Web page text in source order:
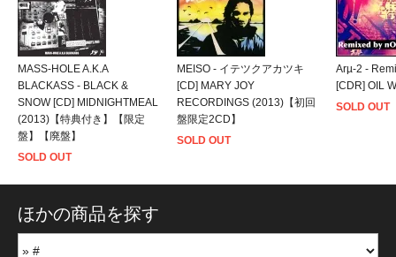
MASS-HOLE A.K.A
BLACKASS - BLACK &
SNOW [CD] MIDNIGHTMEAL
(2013)【特典付き】【限定
盤】【廃盤】
SOLD OUT
MEISO - イテツクアカツキ
[CD] MARY JOY
RECORDINGS (2013)【初回
盤限定2CD】
SOLD OUT
Arµ-2 -
[CDR] OIL
SOLD OUT
ほかの商品を探す